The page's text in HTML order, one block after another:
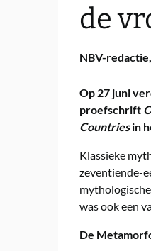
de
NBV-redactie,
Op 27 juni
proefschrift
Countriesin
Klassieke
zeventiende-
was ook een
De